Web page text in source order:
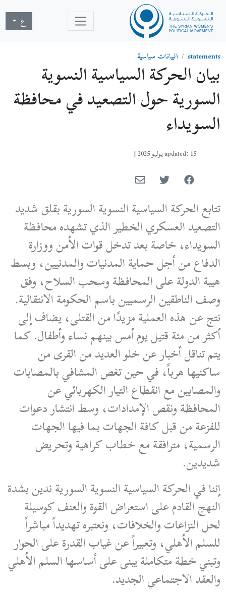
ع
statements البيانات سياسية
بيان الحركة السياسية النسوية
السورية حول التصعيد في محافظة
السويداء
updated: 15 يوليو 2025 |
تتابع الحركة السياسية النسوية السورية بقلق شديد
التصعيد العسكري الخطير الذي تشهده محافظة
السويداء، خاصة بعد تدخل قوات الأمن ووزارة
الدفاع من أجل حماية المدنيات والمدنيين، وبسط
هيبة الدولة على المحافظة وسحب السلاح، وفق
وصف الناطقين الرسميين باسم الحكومة الانتقالية.
نتج عن هذه العملية مزيدًا من القتلى، يضاف إلى
أكثر من مئة قتيل يوم أمس بينهم نساء وأطفال. كما
يتم تناقل أخبار عن خلو العديد من القرى من
ساكنيها هرباً، في حين تغص المشافي بالمصابات
والمصابين مع انقطاع التيار الكهربائي عن
المحافظة ونقص الإمدادات، وسط انتشار دعوات
للفزعة من قبل كافة الجهات بما فيها الجهات
الرسمية، مترافقة مع خطاب كراهية وتحريض
شديدين.
إننا في الحركة السياسية النسوية السورية ندين بشدة
النهج القادم على استعراض القوة والعنف كوسيلة
لحل النزاعات والخلافات، ونعتبره تهديداً مباشراً
للسلم الأهلي، وتعبيراً عن غياب القدرة على الحوار
وتبني خطة متكاملة يبنى على أساسها السلم الأهلي
والعقد الاجتماعي الجديد.